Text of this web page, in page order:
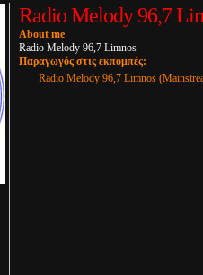
Radio Melody 96,7
About me
Radio Melody 96,7 Limnos
Παραγωγός στις εκπομπές:
Radio Melody 96,7 Limnos